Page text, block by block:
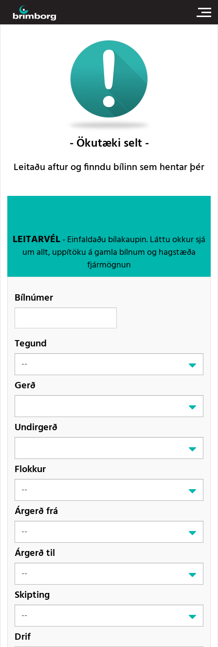
Ökutæki selt
Leitaðu aftur og finndu bílinn sem hentar þér
LEITARVÉL- Einfaldaðu bílakaupin. Láttu okkur sjá
um allt, uppítöku á gamla bílnum og hagstæða
fjármögnun
Bílnúmer
Tegund
Gerð
Undirgerð
Flokkur
Árgerð frá
Árgerð til
Skipting
Drif